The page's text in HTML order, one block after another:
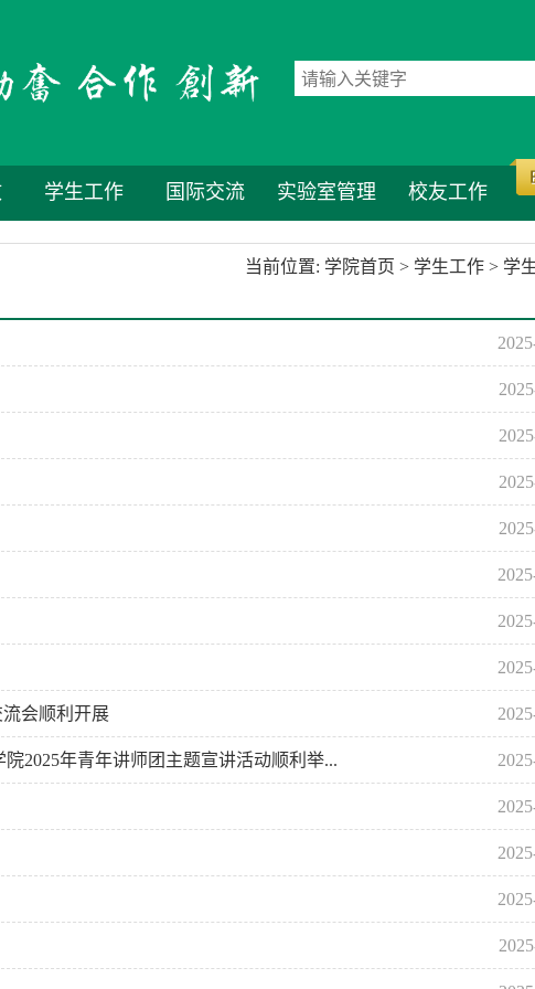
学生工作 国际交流 实验室管理 校友工作
当前位置: 学院首页 > 学生工作 > 学
会顺利开展
2025年青年讲师团主题宣讲活动顺利举...